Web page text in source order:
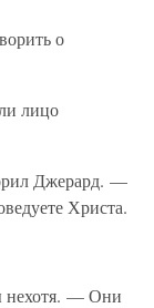
о
лицо
Джерард. —
Христа.
нехотя. — Они